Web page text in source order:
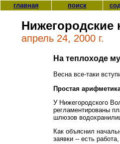
главная поиск
Нижегородские
апрель 24, 2000 г.
На теплоходе
Весна все-таки
Простая
У Нижегородского
регламентированы
шлюзов
Как объяснил
заявки -- есть